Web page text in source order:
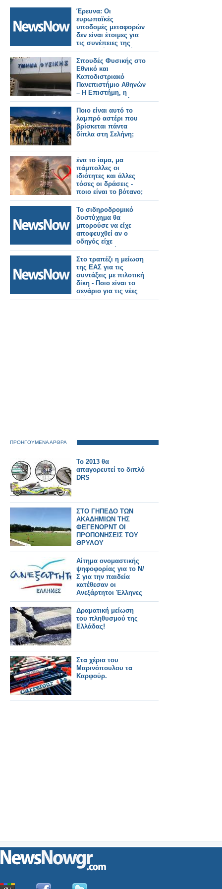
Έρευνα: Οι
ευρωπαϊκές
υποδομές μεταφορών
δεν είναι έτοιμες για
τις συνέπειες της
κλιματικής αλλαγής.
Σπουδές Φυσικής στο
Εθνικό και
Καποδιστριακό
Πανεπιστήμιο Αθηνών
– Η Επιστήμη, η
Έρευνα, η Διεθνής
Αναγνώριση, οι
Επαγγελματικές
Προοπτικές
Ποιο είναι αυτό το
λαμπρό αστέρι που
βρίσκεται πάντα
δίπλα στη Σελήνη;
ένα το ίαμα, μα
πάμπολλες οι
ιδιότητες και άλλες
τόσες οι δράσεις -
ποιο είναι το βότανο;
Το σιδηροδρομικό
δυστύχημα θα
μπορούσε να είχε
αποφευχθεί αν ο
οδηγός είχε
χρησιμοποιήσει το
σύστημα έκτακτης
ανάγκης σύμφωνα με
έρευνα.
Στο τραπέζι η μείωση
της ΕΑΣ για τις
συντάξεις με πιλοτική
δίκη - Ποιο είναι το
σενάριο για τις νέες
κλίμακες.
ΠΡΟΗΓΟΥΜΕΝΑ ΑΡΘΡΑ
Το 2013 θα
απαγορευτεί το διπλό
DRS
ΣΤΟ ΓΗΠΕΔΟ ΤΩΝ
ΑΚΑΔΗΜΙΩΝ ΤΗΣ
ΦΕΓΕΝΟΡΝΤ ΟΙ
ΠΡΟΠΟΝΗΣΕΙΣ ΤΟΥ
ΘΡΥΛΟΥ
Αίτημα ονομαστικής
ψηφοφορίας για το Ν/
Σ για την παιδεία
κατέθεσαν οι
Ανεξάρτητοι Έλληνες
Δραματική μείωση
του πληθυσμού της
Ελλάδας!
Στα χέρια του
Μαρινόπουλου τα
Καρφούρ.